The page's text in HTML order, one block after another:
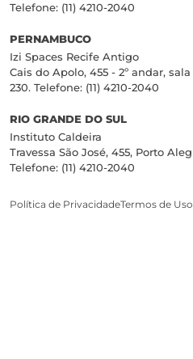
Telefone: (11) 4210-2040
PERNAMBUCO
Izi Spaces Recife Antigo
Cais do Apolo, 455 - 2º andar,
230. Telefone: (11) 4210-2040
RIO GRANDE DO SUL
Instituto Caldeira
Travessa São José, 455, Porto
Telefone: (11) 4210-2040
Política de PrivacidadeTermos de Uso